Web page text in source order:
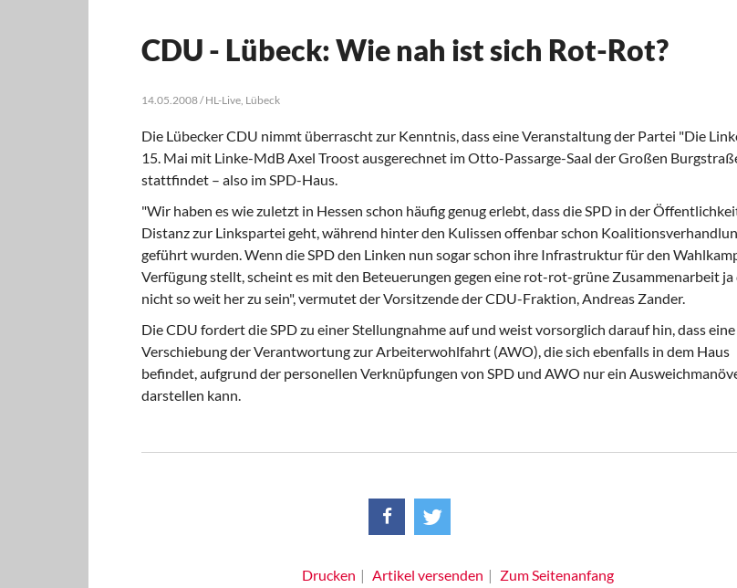
CDU - Lübeck: Wie nah ist sich Rot-Rot?
14.05.2008 / HL-Live, Lübeck
Die Lübecker CDU nimmt überrascht zur Kenntnis, dass eine Veranstaltung der Partei "Die
15. Mai mit Linke-MdB Axel Troost ausgerechnet im Otto-Passarge-Saal der Großen
stattfindet – also im SPD-Haus.
"Wir haben es wie zuletzt in Hessen schon häufig genug erlebt, dass die SPD in der
Distanz zur Linkspartei geht, während hinter den Kulissen offenbar schon
geführt wurden. Wenn die SPD den Linken nun sogar schon ihre Infrastruktur für den
Verfügung stellt, scheint es mit den Beteuerungen gegen eine rot-rot-grüne Zusammenarbeit ja
nicht so weit her zu sein", vermutet der Vorsitzende der CDU-Fraktion, Andreas Zander.
Die CDU fordert die SPD zu einer Stellungnahme auf und weist vorsorglich darauf hin, dass eine
Verschiebung der Verantwortung zur Arbeiterwohlfahrt (AWO), die sich ebenfalls in dem Haus
befindet, aufgrund der personellen Verknüpfungen von SPD und AWO nur ein
darstellen kann.
Drucken Artikel versenden Zum Seitenanfang
Solidarisches EUropa
Mosaiklinke